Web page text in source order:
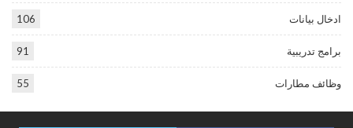
ادخال بيانات 106
برامج تدريبية 91
وظائف مطارات 55